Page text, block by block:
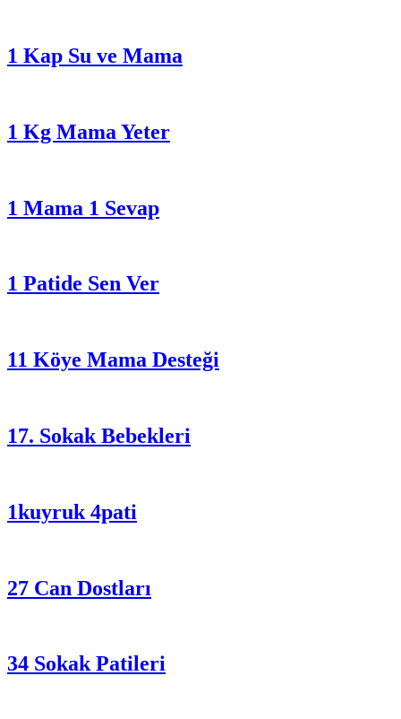
1 Kap Su ve Mama
1 Kg Mama Yeter
1 Mama 1 Sevap
1 Patide Sen Ver
11 Köye Mama Desteği
17. Sokak Bebekleri
1kuyruk 4pati
27 Can Dostları
34 Sokak Patileri